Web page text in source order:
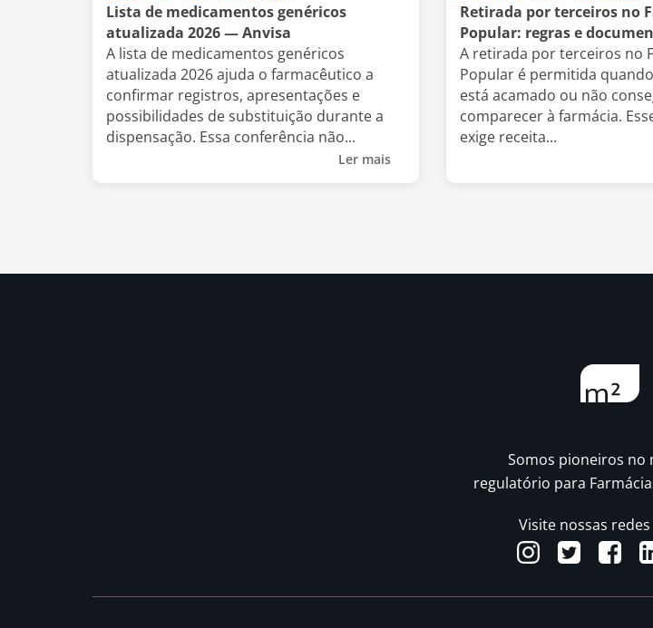
Lista de medicamentos genéricos
atualizada 2026 — Anvisa
A lista de medicamentos genéricos
atualizada 2026 ajuda o farmacêutico a
confirmar registros, apresentações e
possibilidades de substituição durante a
dispensação. Essa conferência não...
Ler mais
Retirada por terceiros no
Popular: regras e
A retirada por terceiros no
Popular é permitida
está acamado ou não
comparecer à farmácia.
exige receita...
Somos pioneiros no
regulatório para
Visite nossas